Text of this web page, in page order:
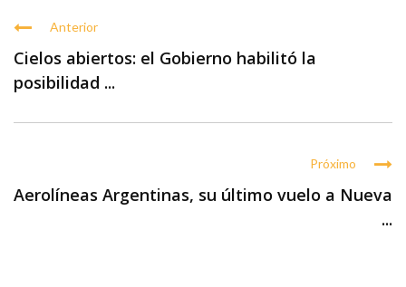
Anterior
Cielos abiertos: el Gobierno habilitó la
posibilidad ...
Próximo
Aerolíneas Argentinas, su último vuelo a Nueva
...